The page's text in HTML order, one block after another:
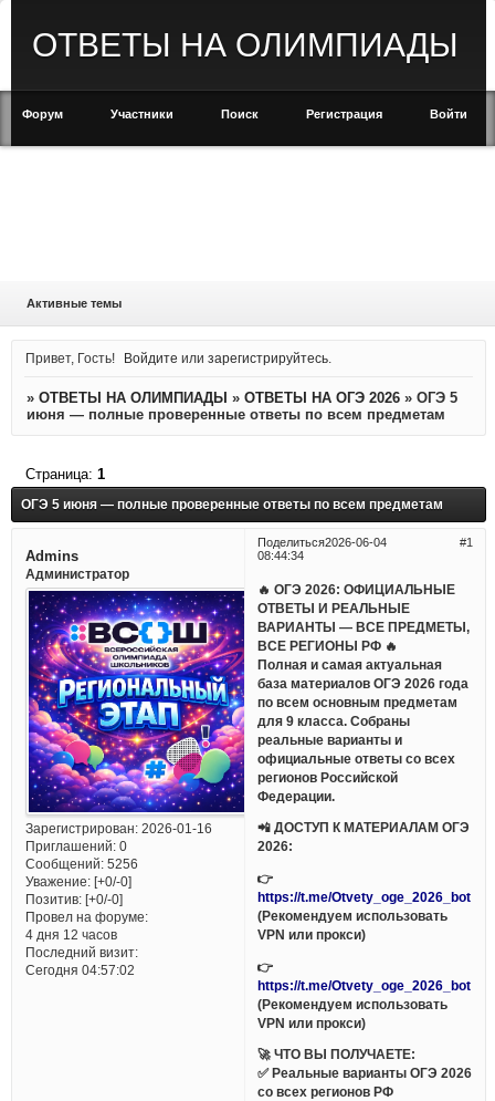
ОТВЕТЫ НА ОЛИМПИАДЫ
Форум Участники Поиск Регистрация Войти
Активные темы
Привет, Гость! Войдите илизарегистрируйтесь
» ОТВЕТЫ НА ОЛИМПИАДЫ » ОТВЕТЫ НА ОГЭ 2026 » ОГЭ 5
июня — полные проверенные ответы по всем предметам
ОГЭ 5 июня — полные проверенные ответы по всем предметам
Страница: 1
Поделиться 1
2026-06-04
08:44:34
Admins
Администратор
Зарегистрирован: 2026-01-16
Приглашений:0
Сообщений:5256
Уважение: [+0/-0]
Позитив: [+0/-0]
Провел на форуме:
4 дня 12 часов
Последний визит:
Сегодня 04:57:02
🔥 ОГЭ 2026: ОФИЦИАЛЬНЫЕ
ОТВЕТЫ И РЕАЛЬНЫЕ
ВАРИАНТЫ — ВСЕ ПРЕДМЕТЫ,
ВСЕ РЕГИОНЫ РФ 🔥
Полная и самая актуальная
база материалов ОГЭ 2026 года
по всем основным предметам
для 9 класса. Собраны
реальные варианты и
официальные ответы со всех
регионов Российской
Федерации.
📲 ДОСТУП К МАТЕРИАЛАМ ОГЭ
2026:
👉
https://t.me/Otvety_oge_2026_bot
(Рекомендуем использовать
VPN или прокси)
👉
https://t.me/Otvety_oge_2026_bot
(Рекомендуем использовать
VPN или прокси)
🚀 ЧТО ВЫ ПОЛУЧАЕТЕ:
✅ Реальные варианты ОГЭ 2026
со всех регионов РФ